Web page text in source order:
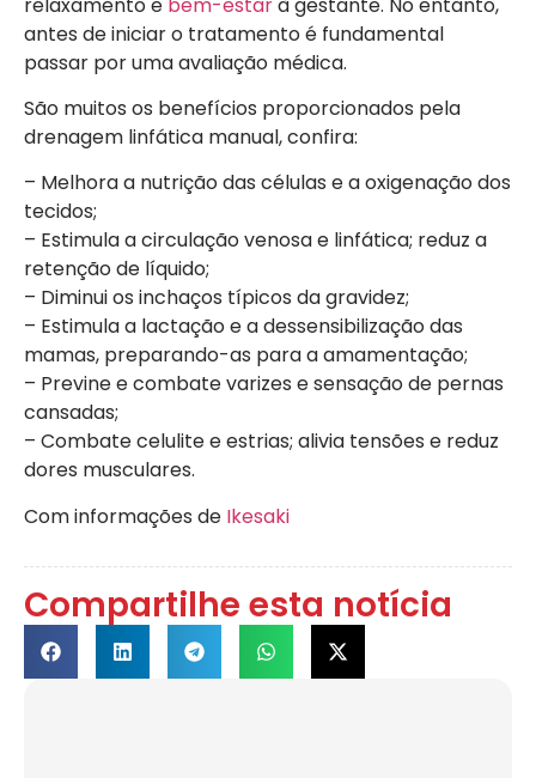
antes de iniciar o tratamento é fundamental
passar por uma avaliação médica.
São muitos os benefícios proporcionados pela
drenagem linfática manual, confira:
– Melhora a nutrição das células e a oxigenação dos
tecidos;
– Estimula a circulação venosa e linfática; reduz a
retenção de líquido;
– Diminui os inchaços típicos da gravidez;
– Estimula a lactação e a dessensibilização das
mamas, preparando-as para a amamentação;
– Previne e combate varizes e sensação de pernas
cansadas;
– Combate celulite e estrias; alivia tensões e reduz
dores musculares.
Com informações de Ikesaki
Compartilhe esta notícia